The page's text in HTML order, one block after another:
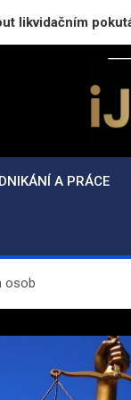
pokutám
i-
Právo, legislativa
A PRÁCE
osob